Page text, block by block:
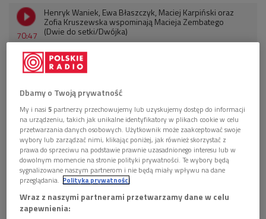
70:47
Henryk Waniek, Ewa Błaszczyk, Maciej Karpiński oraz
Zofia Kruszewska wspominają Macieja Zembatego
(Dwie do setki/Dwójka)
Dbamy o Twoją prywatność
My i nasi5 partnerzy przechowujemy lub uzyskujemy dostęp do informacji
na urządzeniu, takich jak unikalne identyfikatory w plikach cookie w celu
przetwarzania danych osobowych. Użytkownik może zaakceptować swoje
wybory lub zarządzać nimi, klikając poniżej, jak również skorzystać z
prawa do sprzeciwu na podstawie prawnie uzasadnionego interesu lub w
dowolnym momencie na stronie polityki prywatności. Te wybory będą
sygnalizowane naszym partnerom i nie będą miały wpływu na dane
przeglądania. Polityka prywatności
Wraz z naszymi partnerami przetwarzamy dane w celu
zapewnienia: